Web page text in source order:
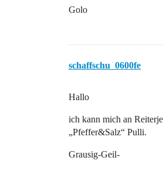
Golo
schaffschu_0600fe
Hallo
ich kann mich an
„Pfeffer&Salz“ Pulli.
Grausig-Geil-